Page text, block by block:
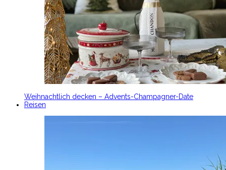
Weihnachtlich decken – Advents-Champagner-Date
Reisen